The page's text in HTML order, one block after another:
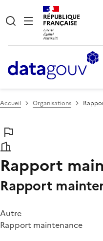
RÉPUBLIQUE
FRANÇAISE
Accueil Organisations
Rapport
Rapport
Autre
Rapport maintenance